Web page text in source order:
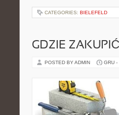
CATEGORIES: BIELEFELD
GDZIE
POSTED BY ADMIN GRU -